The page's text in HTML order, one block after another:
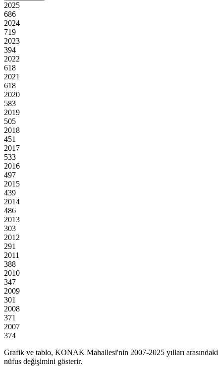
2025
686
2024
719
2023
394
2022
618
2021
618
2020
583
2019
505
2018
451
2017
533
2016
497
2015
439
2014
486
2013
303
2012
291
2011
388
2010
347
2009
301
2008
371
2007
374
Grafik ve tablo, KONAK Mahallesi'nin 2007-2025 yılları arasındaki
nüfus değişimini gösterir.